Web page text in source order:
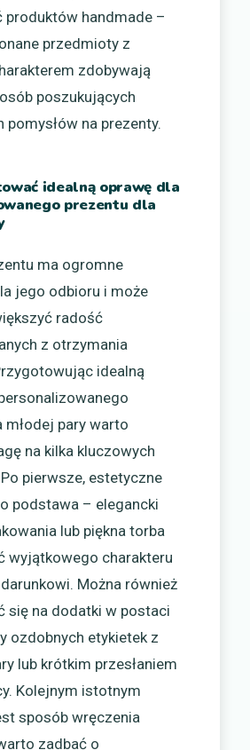
produktów handmade –
przedmioty z
zdobywają
poszukujących
pomysłów na prezenty.
idealną oprawę dla
prezentu dla
ma ogromne
jego odbioru i może
radość
z otrzymania
idealną
młodej pary warto
na kilka kluczowych
pierwsze, estetyczne
podstawa – elegancki
lub piękna torba
wyjątkowego charakteru
Można również
się na dodatki w postaci
ozdobnych etykietek z
lub krótkim przesłaniem
Kolejnym istotnym
sposób wręczenia
zadbać o